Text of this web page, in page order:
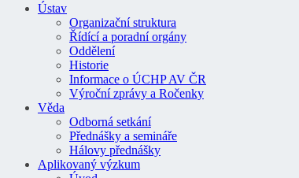
Ústav
Organizační struktura
Řídící a poradní orgány
Oddělení
Historie
Informace o ÚCHP AV ČR
Výroční zprávy a Ročenky
Věda
Odborná setkání
Přednášky a semináře
Hálovy přednášky
Aplikovaný výzkum